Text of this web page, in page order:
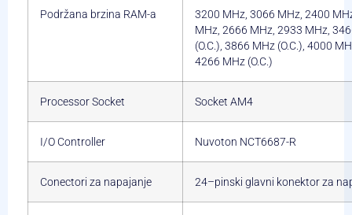
Podržana brzina RAM-a
3200 MHz, 3066 MHz, 2400
MHz, 2666 MHz, 2933 MHz,
(O.C.), 3866 MHz (O.C.), 4000
4266 MHz (O.C.)
Processor Socket Socket AM4
I/O Controller Nuvoton NCT6687-R
Conectori za napajanje 24–pinski glavni konektor za